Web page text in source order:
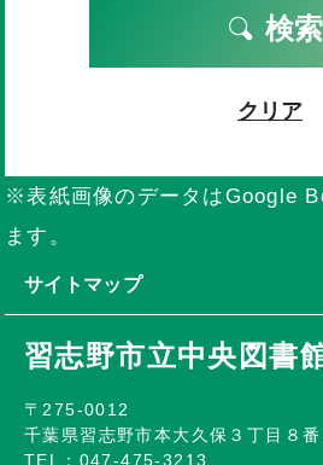
検索
クリア
※表紙画像のデータはGoogle
ます。
サイトマップ
習志野市立中央図書
〒275-0012
千葉県習志野市本大久保３丁目８
TEL：047-475-3213